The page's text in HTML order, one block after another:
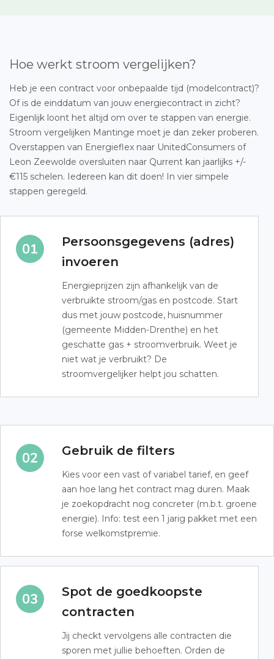
Hoe werkt stroom vergelijken?
Heb je een contract voor onbepaalde tijd (modelcontract)?
Of is de einddatum van jouw energiecontract in zicht?
Eigenlijk loont het altijd om over te stappen van energie.
Stroom vergelijken Mantinge moet je dan zeker proberen.
Overstappen van Energieflex naar UnitedConsumers of
Leon Zeewolde oversluiten naar Qurrent kan jaarlijks +/-
€115 schelen. Iedereen kan dit doen! In vier simpele
stappen geregeld.
Persoonsgegevens (adres)
invoeren
Energieprijzen zijn afhankelijk van de
verbruikte stroom/gas en postcode. Start
dus met jouw postcode, huisnummer
(gemeente Midden-Drenthe) en het
geschatte gas + stroomverbruik. Weet je
niet wat je verbruikt? De
stroomvergelijker helpt jou schatten.
Gebruik de filters
Kies voor een vast of variabel tarief, en geef
aan hoe lang het contract mag duren. Maak
je zoekopdracht nog concreter (m.b.t. groene
energie). Info: test een 1 jarig pakket met een
forse welkomstpremie.
Spot de goedkoopste
contracten
Jij checkt vervolgens alle contracten die
sporen met jullie behoeften. Orden de